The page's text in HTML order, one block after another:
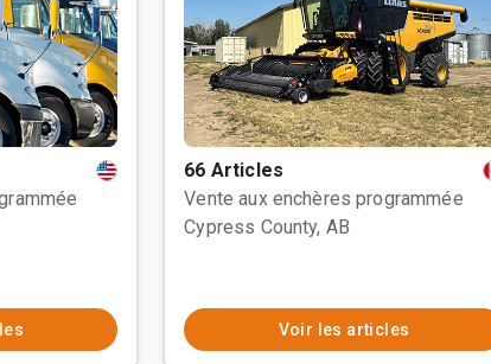
66 Articles
Vente aux enchères programmée
Cypress County, AB
Voir les articles